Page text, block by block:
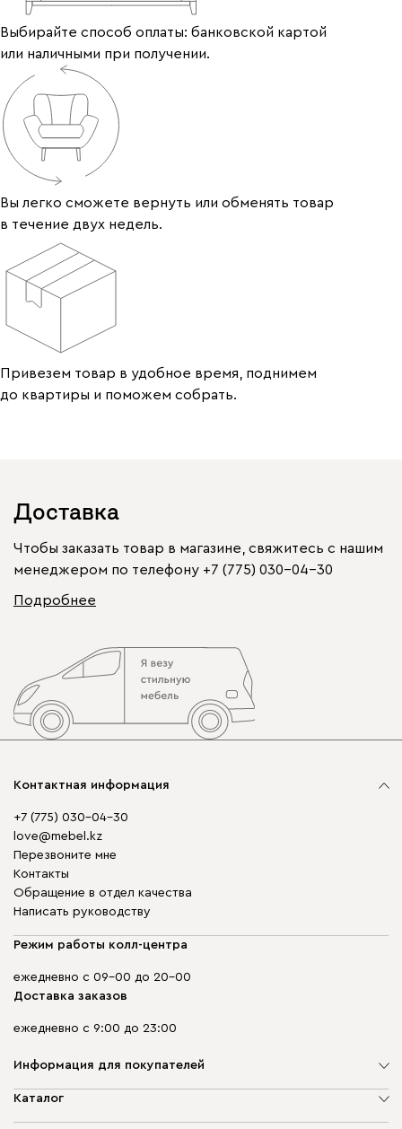
Выбирайте способ оплаты: банковской картой
или наличными при получении.
Вы легко сможете вернуть или обменять товар
в течение двух недель.
Привезем товар в удобное время, поднимем
до квартиры и поможем собрать.
Доставка
Чтобы заказать товар в магазине, свяжитесь с нашим
менеджером по телефону +7 (775) 030-04-30
Подробнее
Контактная информация
+7 (775) 030-04-30
love@mebel.kz
Перезвоните мне
Контакты
Обращение в отдел качества
Написать руководству
Режим работы колл-центра
ежедневно с 09-00 до 20-00
Доставка заказов
ежедневно с 9:00 до 23:00
Информация для покупателей
О компании
Каталог